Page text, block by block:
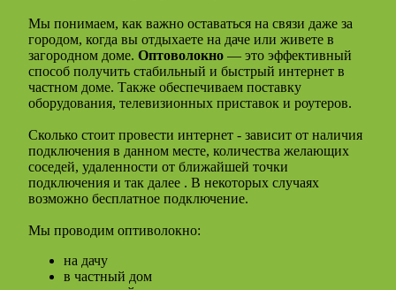
Мы понимаем, как важно оставаться на связи даже за
городом, когда вы отдыхаете на даче или живете в
загородном доме. Оптоволокно — это эффективный
способ получить стабильный и быстрый интернет в
частном доме. Также обеспечиваем поставку
оборудования, телевизионных приставок и роутеров.
Сколько стоит провести интернет - зависит от наличия
подключения в данном месте, количества желающих
соседей, удаленности от ближайшей точки
подключения и так далее . В некоторых случаях
возможно бесплатное подключение.
Мы проводим оптиволокно:
на дачу
в частный дом